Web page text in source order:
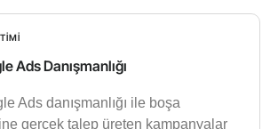
Ads Danışmanlığı
Ads danışmanlığı ile boşa
gerçek talep üreten kampanyalar